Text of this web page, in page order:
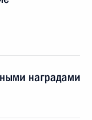
наградами